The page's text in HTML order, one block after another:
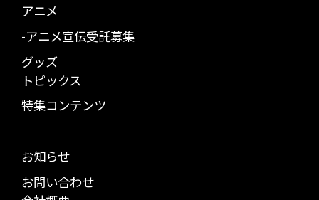
アニメ
-アニメ宣伝受託募集
グッズ
トピックス
特集コンテンツ
お知らせ
お問い合わせ